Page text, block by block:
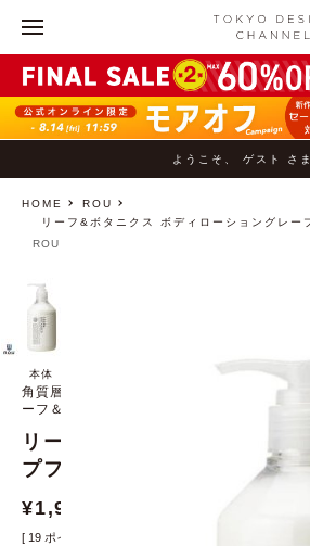
ようこそ、 ゲスト さま
HOME
ROU
リーフ&ボタニクス ボディローショングレ
本体
ROU
角質層のすみずみに潤いを与え、しっとりと
ーフ＆ボタニクス ボディローショングレープ
リーフ&ボタニクス ボディロ
プフルーツ 300mL
¥1,900
[ 19 ポイント進呈 ]